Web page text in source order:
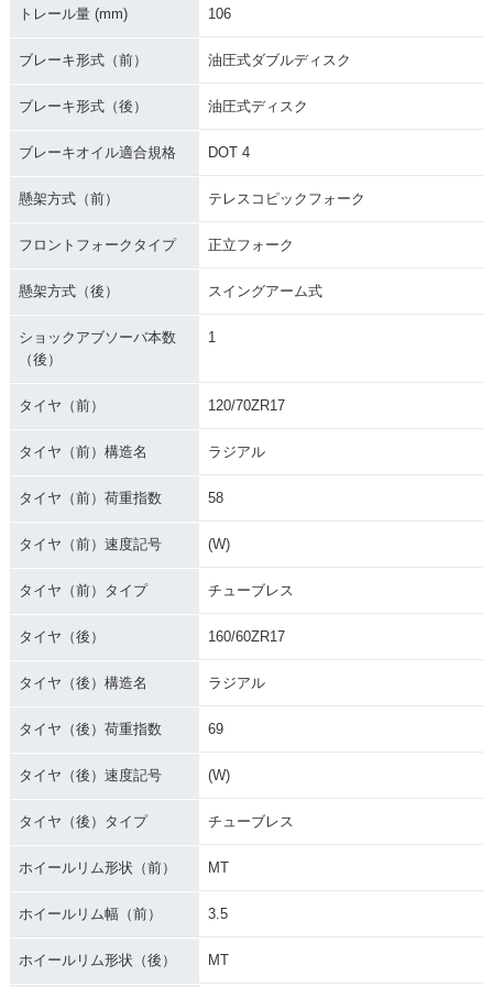
トレール量 (mm) 106
ブレーキ形式（前） 油圧式ダブルディスク
ブレーキ形式（後） 油圧式ディスク
ブレーキオイル適合規格 DOT 4
懸架方式（前） テレスコピックフォーク
フロントフォークタイプ 正立フォーク
懸架方式（後） スイングアーム式
ショックアブソーバ本数
（後）
1
タイヤ（前） 120/70ZR17
タイヤ（前）構造名 ラジアル
タイヤ（前）荷重指数 58
タイヤ（前）速度記号 (W)
タイヤ（前）タイプ チューブレス
タイヤ（後） 160/60ZR17
タイヤ（後）構造名 ラジアル
タイヤ（後）荷重指数 69
タイヤ（後）速度記号 (W)
タイヤ（後）タイプ チューブレス
ホイールリム形状（前） MT
ホイールリム幅（前） 3.5
ホイールリム形状（後） MT